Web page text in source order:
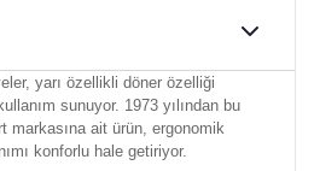
yarı özellikli döner özelliği
sunuyor. 1973 yılından bu
markasına ait ürün, ergonomik
konforlu hale getiriyor.